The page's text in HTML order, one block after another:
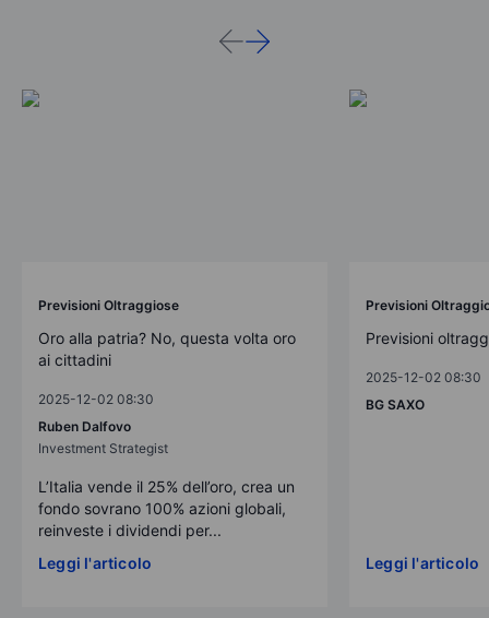
Previsioni Oltraggiose
Oro alla patria? No, questa volta oro
ai cittadini
2025-12-02 08:30
Ruben Dalfovo
Investment Strategist
L’Italia vende il 25% dell’oro, crea un
fondo sovrano 100% azioni globali,
reinveste i dividendi per...
Leggi l'articolo
Previsioni
Previsioni
2025-12-02 08:30
BG SAXO
Leggi l'articolo